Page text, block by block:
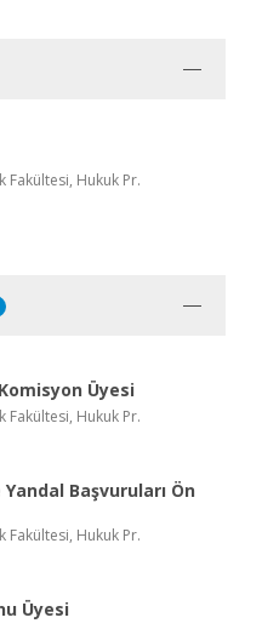
Hukuk Pr.
Üyesi
Hukuk Pr.
Başvuruları Ön
Hukuk Pr.
Üyesi